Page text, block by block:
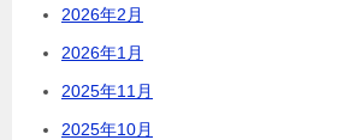
2026年2月
2026年1月
2025年11月
2025年10月